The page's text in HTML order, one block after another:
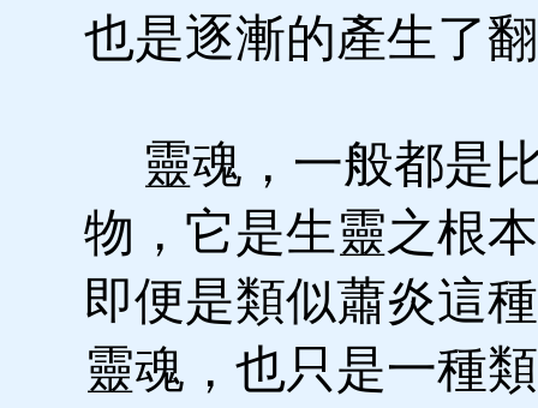
也是逐漸的產生了
靈魂，一般都是
物，它是生靈之根
即便是類似蕭炎這
靈魂，也只是一種